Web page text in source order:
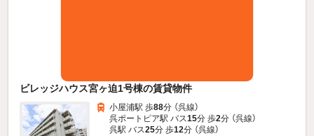
ビレッジハウス宮ヶ迫1号棟の賃貸物件
小屋浦駅 歩88分 （呉線）
呉ポートピア駅 バス15分 歩2分 （呉線）
呉駅 バス25分 歩12分 （呉線）